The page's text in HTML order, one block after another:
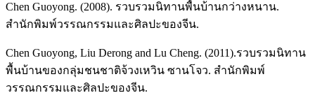
Chen Guoyong. (2008). รวบรวมนิทานพื้นบ้านกว่างหนาน.
สำนักพิมพ์วรรณกรรมและศิลปะของจีน.
Chen Guoyong, Liu Derong and Lu Cheng. (2011).รวบรวมนิทาน
พื้นบ้านของกลุ่มชนชาติจ้วงเหวิน ซานโจว. สำนักพิมพ์
วรรณกรรมและศิลปะของจีน.